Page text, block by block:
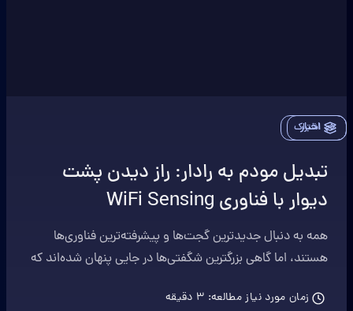
اخبار
اشتراک
تبدیل مودم به رادار: راز دیدن پشت
دیوار با فناوری WiFi Sensing
همه به دنبال جدیدترین گجت‌ها و پیشرفته‌ترین فناوری‌ها
هستند، اما گاهی بزرگترین شگفتی‌ها در جایی پنهان شده‌اند که
زمان مورد نیاز مطالعه: 3 دقیقه